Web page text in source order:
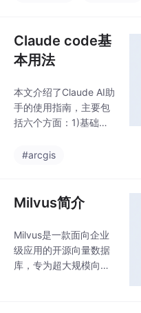
离、排序选取K个最近
邻、投票确定类别。文
中使用Python的scikit-l
集分类，并演示了电影
类型预测案例。KNN是
惰性学习算法，训练阶
才计算距离。其优点在
该方法适用于多分
Claude code基
本用法
本文介绍了Claude AI助
手的使用指南，主要包
括六个方面：1)基础命
clear等操作；2)Claude
4)自定义命令创建方
法；5)Hook机制配置；
6)SubAgent并行任务
功能。重点讲解了文件
管理、对话控制、记忆
模式、IDE集成等核心功
#arcgis
Milvus简介
Milvus是一款面向企业
级应用的开源向量数据
库，专为超大规模向量